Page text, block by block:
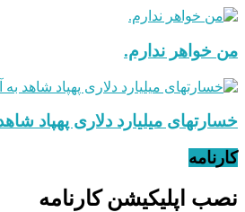
من خواهر ندارم.
خسارتهای میلیارد دلاری پهپاد
کارنامه
نصب اپلیکیشن کارنامه